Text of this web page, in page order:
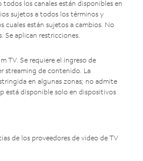
los canales están disponibles en
sujetos a todos los términos y
cuales están sujetos a cambios. No
Se aplican restricciones.
TV. Se requiere el ingreso de
streaming de contenido. La
en algunas zonas; no admite
está disponible solo en dispositivos
de los proveedores de video de TV